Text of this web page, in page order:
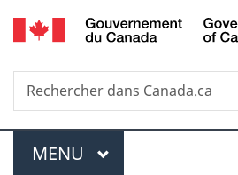
au
à
Au
du
à
Recherche
Rechercher
dans
Menu
MENU PRINCIPAL